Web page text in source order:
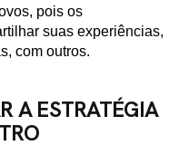
pois os
suas experiências,
com outros.
A ESTRATÉGIA